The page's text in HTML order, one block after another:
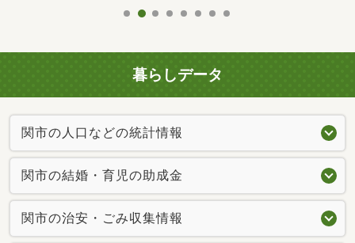
暮らしデータ
関市の人口などの統計情報
関市の結婚・育児の助成金
関市の治安・ごみ収集情報